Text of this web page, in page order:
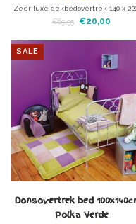
Zeer luxe dekbedovertrek 140 x
100% katoen.
€69,95 €20,00
SALE
Donsovertrek bed
Polka Verde